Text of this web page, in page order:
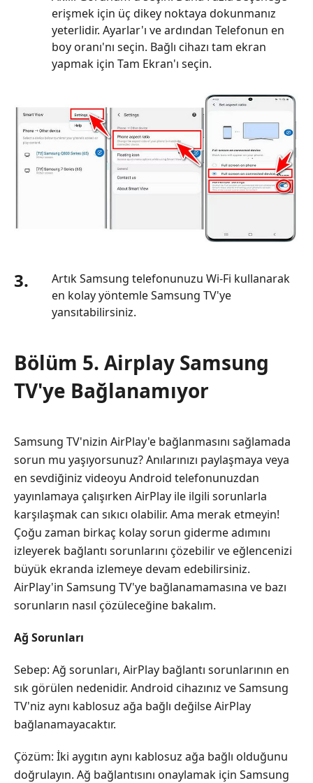
erişmek için üç dikey noktaya dokunmanız
yeterlidir. Ayarlar'ı ve ardından Telefonun en
boy oranı'nı seçin. Bağlı cihazı tam ekran
yapmak için Tam Ekran'ı seçin.
3.
Artık Samsung telefonunuzu Wi-Fi kullanarak
en kolay yöntemle Samsung TV'ye
yansıtabilirsiniz.
Bölüm 5. Airplay Samsung
TV'ye Bağlanamıyor
Samsung TV'nizin AirPlay'e bağlanmasını sağlamada
sorun mu yaşıyorsunuz? Anılarınızı paylaşmaya veya
en sevdiğiniz videoyu Android telefonunuzdan
yayınlamaya çalışırken AirPlay ile ilgili sorunlarla
karşılaşmak can sıkıcı olabilir. Ama merak etmeyin!
Çoğu zaman birkaç kolay sorun giderme adımını
izleyerek bağlantı sorunlarını çözebilir ve eğlencenizi
büyük ekranda izlemeye devam edebilirsiniz.
AirPlay'in Samsung TV'ye bağlanamamasına ve bazı
sorunların nasıl çözüleceğine bakalım.
Ağ Sorunları
Sebep: Ağ sorunları, AirPlay bağlantı sorunlarının en
sık görülen nedenidir. Android cihazınız ve Samsung
TV'niz aynı kablosuz ağa bağlı değilse AirPlay
bağlanamayacaktır.
Çözüm: İki aygıtın aynı kablosuz ağa bağlı olduğunu
doğrulayın. Ağ bağlantısını onaylamak için Samsung